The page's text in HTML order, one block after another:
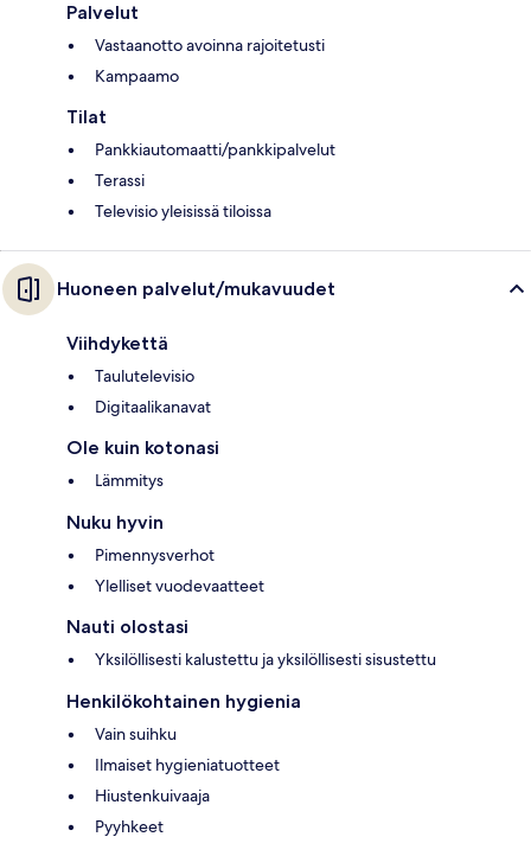
Palvelut
Vastaanotto avoinna rajoitetusti
Kampaamo
Tilat
Pankkiautomaatti/pankkipalvelut
Terassi
Televisio yleisissä tiloissa
Huoneen palvelut/mukavuudet
Viihdykettä
Taulutelevisio
Digitaalikanavat
Ole kuin kotonasi
Lämmitys
Nuku hyvin
Pimennysverhot
Ylelliset vuodevaatteet
Nauti olostasi
Yksilöllisesti kalustettu ja yksilöllisesti sisustettu
Henkilökohtainen hygienia
Vain suihku
Ilmaiset hygieniatuotteet
Hiustenkuivaaja
Pyyhkeet